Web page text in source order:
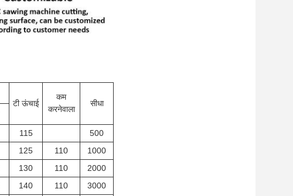
टी ऊंचाई
कम
करनेवाला
सीधा
115
500
125 110
1000
130 110
2000
140 110 3000